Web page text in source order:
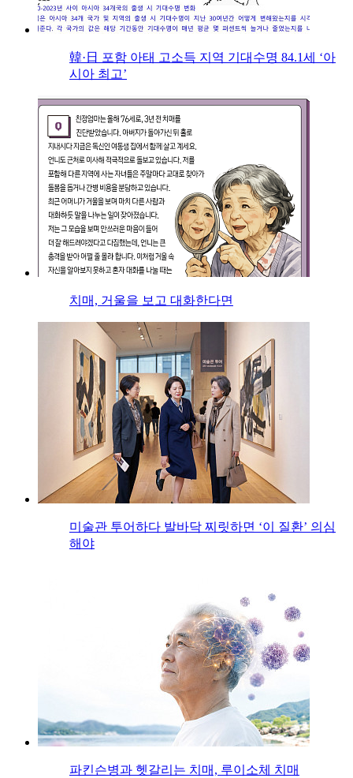
韓·日 포함 아태 고소득 지역 기대수명 84.1세 ‘아
시아 최고’
치매, 거울을 보고 대화한다면
미술관 투어하다 발바닥 찌릿하면 ‘이 질환’ 의심
해야
파킨슨병과 헷갈리는 치매, 루이소체 치매